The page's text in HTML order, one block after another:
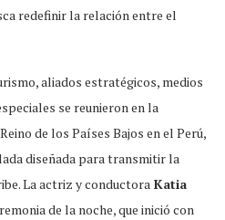
redefinir la relación entre el
aliados estratégicos, medios
se reunieron en la
de los Países Bajos en el Perú,
diseñada para transmitir la
La actriz y conductora Katia
de la noche, que inició con